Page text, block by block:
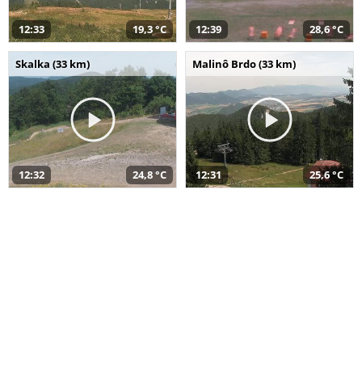
12:33 19,3 °C 12:39 28,6 °C
Skalka (33 km)
12:32 24,8 °C
Malinô Brdo (33 km)
12:31 25,6 °C